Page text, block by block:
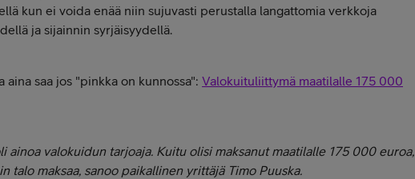
kun ei voida enää niin sujuvasti perustalla langattomia verkkoja
ja sijainnin syrjäisyydellä.
aina saa jos "pinkka on kunnossa": Valokuituliittymä maatilalle 175 000
ainoa valokuidun tarjoaja. Kuitu olisi maksanut maatilalle 175 000 euroa,
talo maksaa, sanoo paikallinen yrittäjä Timo Puuska.